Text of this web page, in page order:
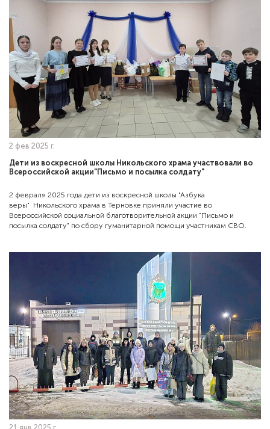
2 фев 2025 г.
Дети из воскресной школы Никольского храма участвовали во
Всероссийской акции"Письмо и посылка солдату"
2 февраля 2025 года дети из воскресной школы "Азбука
веры" Никольского храма в Терновке приняли участие во
Всероссийской социальной благотворительной акции "Письмо и
посылка солдату" по сбору гуманитарной помощи участникам СВО.